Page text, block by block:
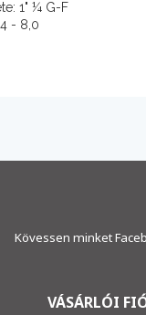
1" ¼ G-F
- 8,0
Kövessen minket
VÁSÁRLÓI